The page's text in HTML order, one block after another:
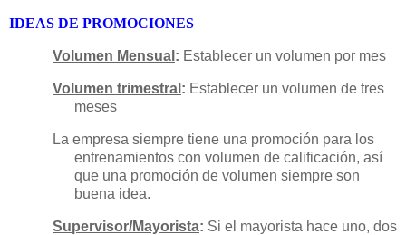
IDEAS DE PROMOCIONES
Volumen Mensual : Establecer un volumen por mes
Volumen trimestral : Establecer un volumen de tres
meses
La empresa siempre tiene una promoción para los
entrenamientos con volumen de calificación, así
que una promoción de volumen siempre son
buena idea.
Supervisor/Mayorista: Si el mayorista hace uno, dos